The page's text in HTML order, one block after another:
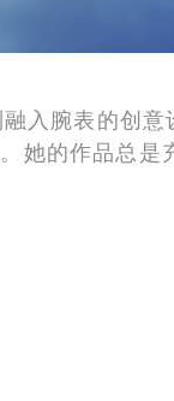
入腕表的创意
她的作品总是